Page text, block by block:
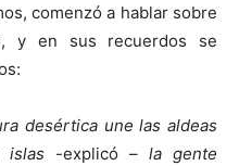
comenzó a hablar sobre
y en sus recuerdos se
desértica une las aldeas
islas -explicó – la gente